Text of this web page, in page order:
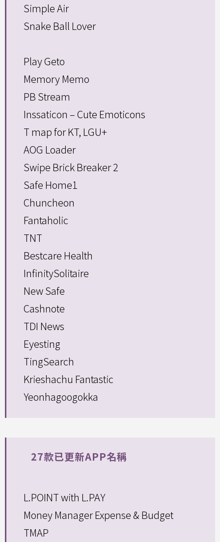
Simple Air
Snake Ball Lover
Play Geto
Memory Memo
PB Stream
Inssaticon – Cute Emoticons
T map for KT, LGU+
AOG Loader
Swipe Brick Breaker 2
Safe Home1
Chuncheon
Fantaholic
TNT
Bestcare Health
InfinitySolitaire
New Safe
Cashnote
TDI News
Eyesting
TingSearch
Krieshachu Fantastic
Yeonhagoogokka
27款已更新APP名稱
L.POINT with L.PAY
Money Manager Expense & Budget
TMAP